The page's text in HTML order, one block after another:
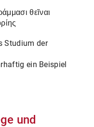
θεῖναι
Studium der
ein Beispiel
und